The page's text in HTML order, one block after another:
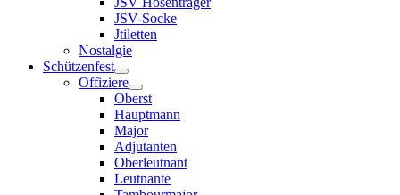
JSV-Socke
Jtiletten
Nostalgie
Schützenfest
Offiziere
Oberst
Hauptmann
Major
Adjutanten
Oberleutnant
Leutnante